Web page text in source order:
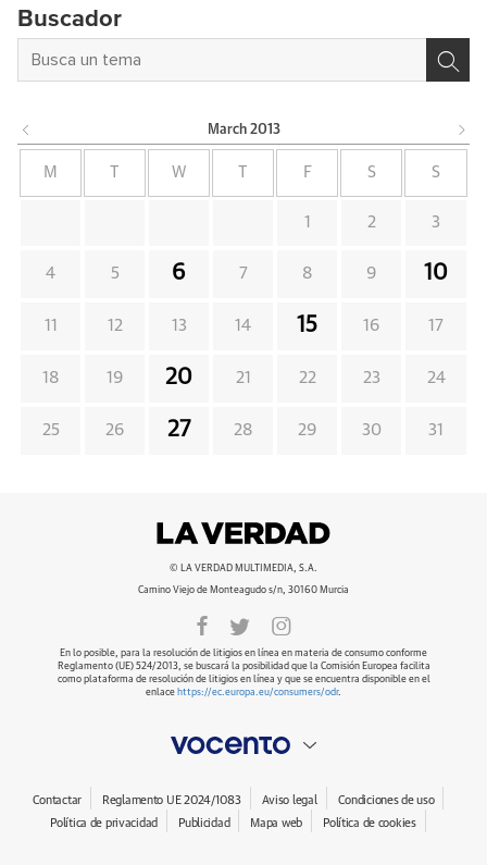
Buscador
March 2013
M W F S S
1 2 3
4 5 6 7 8 9 10
11 12 13 14 15 16 17
18 19 20 21 22 23 24
25 26 27 28 29 30 31
© LA VERDAD MULTIMEDIA, S.A.
Camino Viejo de Monteagudo s/n, 30160 Murcia
En lo posible, para la resolución de litigios en línea en materia de consumo conforme
Reglamento (UE) 524/2013, se buscará la posibilidad que la Comisión Europea facilita
como plataforma de resolución de litigios en línea y que se encuentra disponible en el
enlace https://ec.europa.eu/consumers/odr.
Contactar Reglamento UE 2024/1083 Aviso legal
Condiciones de uso
Política de privacidad
Publicidad Mapa web Política de cookies